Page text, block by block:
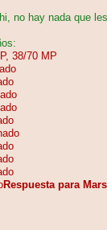
no hay nada que
38/70 MP
Respuesta para